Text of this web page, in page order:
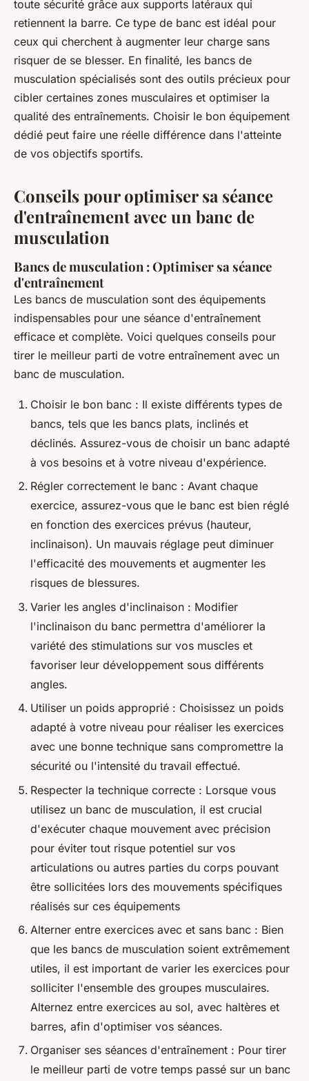
toute sécurité grâce aux supports latéraux qui
retiennent la barre. Ce type de banc est idéal pour
ceux qui cherchent à augmenter leur charge sans
risquer de se blesser. En finalité, les bancs de
musculation spécialisés sont des outils précieux pour
cibler certaines zones musculaires et optimiser la
qualité des entraînements. Choisir le bon équipement
dédié peut faire une réelle différence dans l'atteinte
de vos objectifs sportifs.
Conseils pour optimiser sa séance
d'entraînement avec un banc de
musculation
Bancs de musculation : Optimiser sa séance
d'entraînement
Les bancs de musculation sont des équipements
indispensables pour une séance d'entraînement
efficace et complète. Voici quelques conseils pour
tirer le meilleur parti de votre entraînement avec un
banc de musculation.
Choisir le bon banc : Il existe différents types de
bancs, tels que les bancs plats, inclinés et
déclinés. Assurez-vous de choisir un banc adapté
à vos besoins et à votre niveau d'expérience.
Régler correctement le banc : Avant chaque
exercice, assurez-vous que le banc est bien réglé
en fonction des exercices prévus (hauteur,
inclinaison). Un mauvais réglage peut diminuer
l'efficacité des mouvements et augmenter les
risques de blessures.
Varier les angles d'inclinaison : Modifier
l'inclinaison du banc permettra d'améliorer la
variété des stimulations sur vos muscles et
favoriser leur développement sous différents
angles.
Utiliser un poids approprié : Choisissez un poids
adapté à votre niveau pour réaliser les exercices
avec une bonne technique sans compromettre la
sécurité ou l'intensité du travail effectué.
Respecter la technique correcte : Lorsque vous
utilisez un banc de musculation, il est crucial
d'exécuter chaque mouvement avec précision
pour éviter tout risque potentiel sur vos
articulations ou autres parties du corps pouvant
être sollicitées lors des mouvements spécifiques
réalisés sur ces équipements
Alterner entre exercices avec et sans banc : Bien
que les bancs de musculation soient extrêmement
utiles, il est important de varier les exercices pour
solliciter l'ensemble des groupes musculaires.
Alternez entre exercices au sol, avec haltères et
barres, afin d'optimiser vos séances.
Organiser ses séances d'entraînement : Pour tirer
le meilleur parti de votre temps passé sur un banc